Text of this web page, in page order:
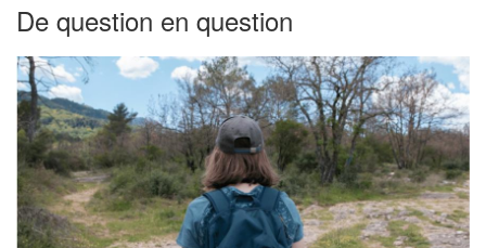
De question en question